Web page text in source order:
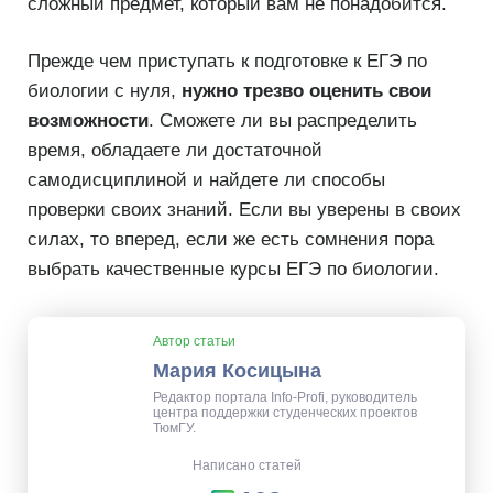
Прежде чем приступать к подготовке к ЕГЭ по
биологии с нуля, нужно трезво оценить свои
возможности. Сможете ли вы распределить
время, обладаете ли достаточной
самодисциплиной и найдете ли способы
проверки своих знаний. Если вы уверены в своих
силах, то вперед, если же есть сомнения пора
выбрать качественные курсы ЕГЭ по биологии.
Автор статьи
Мария Косицына
Редактор портала Info-Profi, руководитель
центра поддержки студенческих проектов
ТюмГУ.
Написано статей